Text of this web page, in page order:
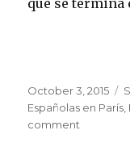
que se termina
Posted
on
October 3, 2015
Españolas en París
comment